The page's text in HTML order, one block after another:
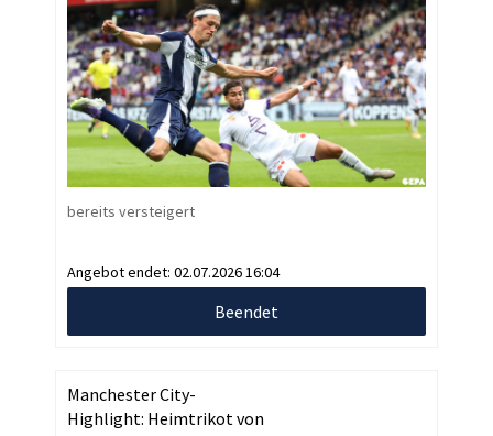
bereits versteigert
Angebot endet: 02.07.2026 16:04
Beendet
Manchester City-
Highlight: Heimtrikot von